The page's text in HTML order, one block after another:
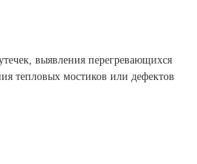
выявления перегревающихся
тепловых мостиков или дефектов